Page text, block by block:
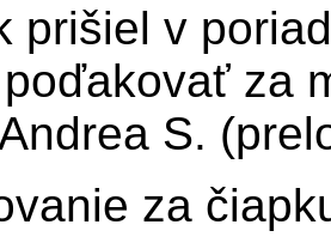
v
za
S.
za